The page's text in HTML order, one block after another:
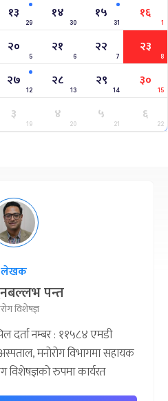
१३
29
१४
30
१५
31
१६
1
२०
5
२१
6
२२
7
२३
8
२७
12
२८
13
२९
14
३०
15
३
19
४
20
५
21
६
22
लेखक
पन्त
विशेषज्ञ
दर्ता नम्बर : ११५८४ एमडी
मनोरोग विभागमा सहायक
विशेषज्ञको रुपमा कार्यरत